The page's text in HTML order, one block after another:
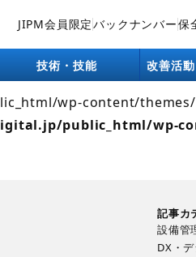
JIPM会員限定バックナンバー保
技術・技能 改善活
nihon/single/
single.php
on line 26
wp-content/
public_html/wp-
記事カ
設備管
DX・